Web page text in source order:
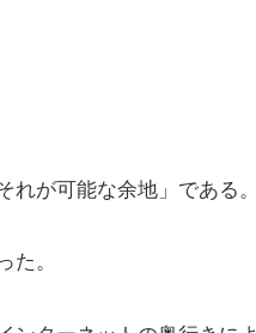
が可能な余地」である。
た。